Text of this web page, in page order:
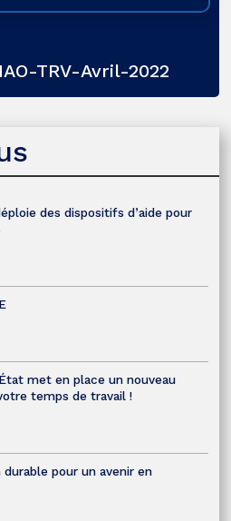
TRV-Avril-2022
des dispositifs d’aide pour
met en place un nouveau
temps de travail !
pour un avenir en